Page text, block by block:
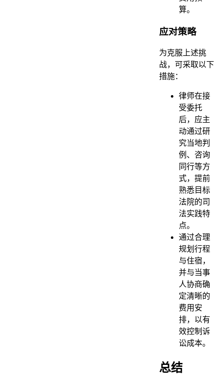
算。
应对策略
为克服上述挑
战，可采取以下
措施：
律师在接
受委托
后，应主
动通过研
究当地判
例、咨询
同行等方
式，提前
熟悉目标
法院的司
法实践特
点。
通过合理
规划行程
与住宿，
并与当事
人协商确
定清晰的
费用安
排，以有
效控制诉
讼成本。
总结